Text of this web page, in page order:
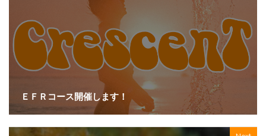
ＥＦＲコース開催します！